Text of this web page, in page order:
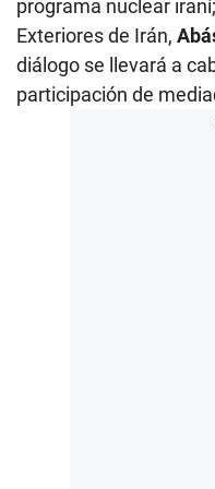
programa nuclear
Exteriores de Irán,
diálogo se llevará a
participación de